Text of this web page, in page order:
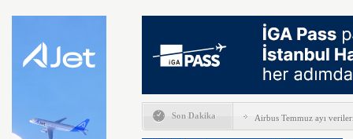
Son Dakika Airbus Temmuz ayı